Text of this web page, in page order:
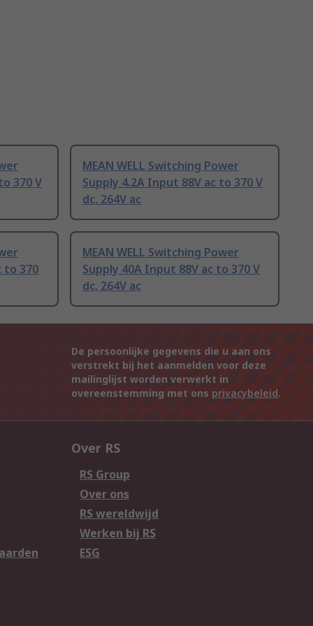
370 V
MEAN WELL Switching Power
Supply 4.2A Input 88V ac to 370 V
dc, 264V ac
to 370
MEAN WELL Switching Power
Supply 40A Input 88V ac to 370 V
dc, 264V ac
De persoonlijke gegevens die u aan ons
verstrekt bij het aanmelden voor deze
mailinglijst worden verwerkt in
overeenstemming met ons privacybeleid.
Over RS
RS Group
Over ons
RS wereldwijd
Werken bij RS
ESG